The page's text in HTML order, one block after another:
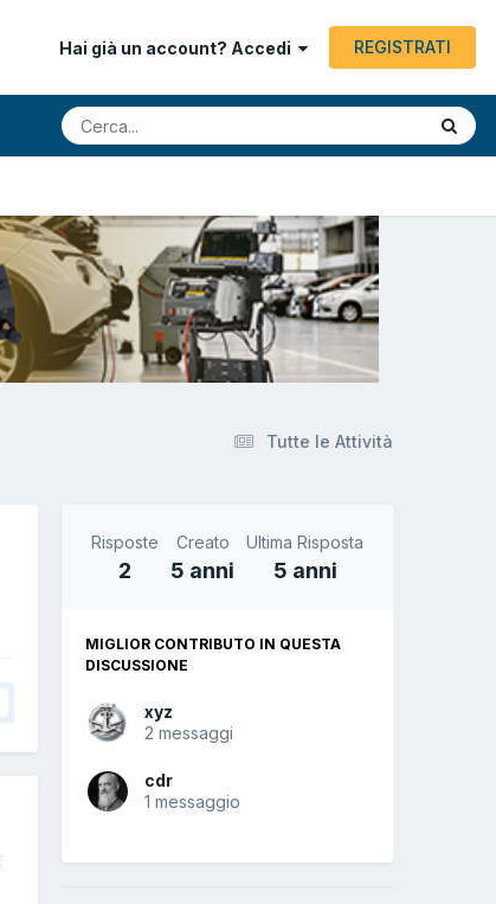
Hai già un account? Accedi REGISTRATI
Tutte le Attività
Risposte
2
Creato
5 anni
Ultima Risposta
5 anni
MIGLIOR CONTRIBUTO IN QUESTA
DISCUSSIONE
xyz
2 messaggi
cdr
1 messaggio